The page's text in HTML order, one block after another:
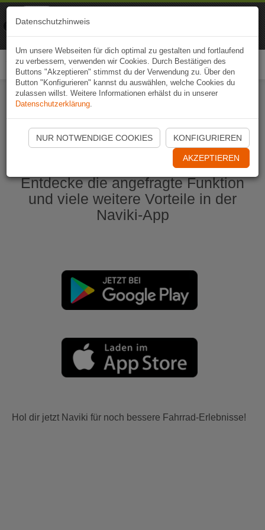
Naviki App jetzt öffnen
Entdecke die angefragte Funktion
und viele weitere Vorteile in der
Naviki-App
Hol dir jetzt Naviki für noch bessere Fahrrad-Erlebnisse!
Datenschutzhinweis
Um unsere Webseiten für dich optimal zu gestalten und fortlaufend
zu verbessern, verwenden wir Cookies. Durch Bestätigen des
Buttons "Akzeptieren" stimmst du der Verwendung zu. Über den
Button "Konfigurieren" kannst du auswählen, welche Cookies du
zulassen willst. Weitere Informationen erhälst du in unserer
Datenschutzerklärung.
NUR NOTWENDIGE COOKIES KONFIGURIEREN
AKZEPTIEREN
Naviki